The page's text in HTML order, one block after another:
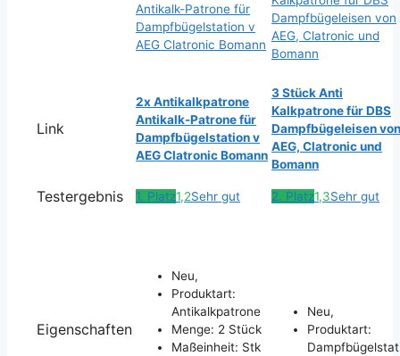
Link
2x Antikalkpatrone
Antikalk-Patrone für
Dampfbügelstation v
AEG Clatronic Bomann
3 Stück Anti
Kalkpatrone für DBS
Dampfbügeleisen von
AEG, Clatronic und
Bomann
Testergebnis 1. Platz1,2Sehr gut 2. Platz1,3Sehr gut
Eigenschaften
Neu,
Produktart:
Antikalkpatrone
Menge: 2 Stück
Maßeinheit: Stk
Neu,
Produktart: